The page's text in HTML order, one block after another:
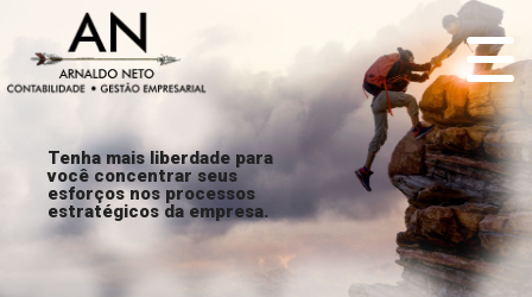
Tenha mais liberdade para
você concentrar seus
esforços nos processos
estratégicos da empresa.